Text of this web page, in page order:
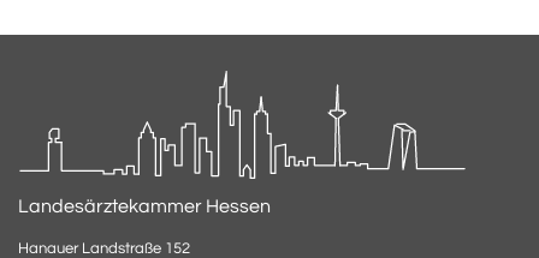
Landesärztekammer Hessen
Hanauer Landstraße 152